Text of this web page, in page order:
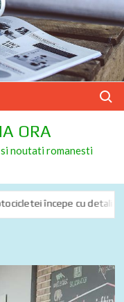
ORA
noutati romanesti
începe cu detalii: de